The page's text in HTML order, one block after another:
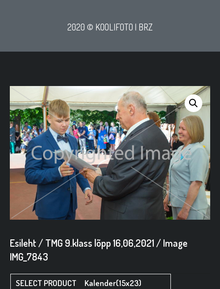
2020 © KOOLIFOTO | BRZ
Esileht /TMG 9.klass lõpp 16,06,2021 / Image
IMG_7843
Kalender(15x23)